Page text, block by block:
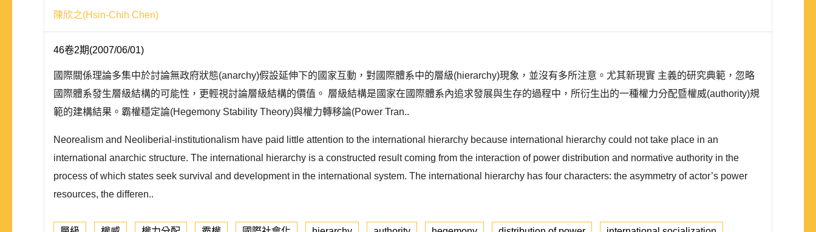
陳欣之(Hsin-Chih Chen)
46卷2期(2007/06/01)
國際關係理論多集中於討論無政府狀態(anarchy)假設延伸下的國家互動，對國際體系中的層級(hierarchy)現象，並沒有多所注意。尤其新現實 主義的研究典範，忽略
國際體系發生層級結構的可能性，更輕視討論層級結構的價值。 層級結構是國家在國際體系內追求發展與生存的過程中，所衍生出的一種權力分配暨權威(authority)規
範的建構結果。霸權穩定論(Hegemony Stability Theory)與權力轉移論(Power Tran..
Neorealism and Neoliberial-institutionalism have paid little attention to the international hierarchy because international hierarchy could not take place in an
international anarchic structure. The international hierarchy is a constructed result coming from the interaction of power distribution and normative authority in the
process of which states seek survival and development in the international system. The international hierarchy has four characters: the asymmetry of actor’s power
resources, the differen..